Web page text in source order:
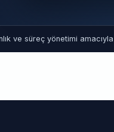
ve süreç yönetimi amacıyla